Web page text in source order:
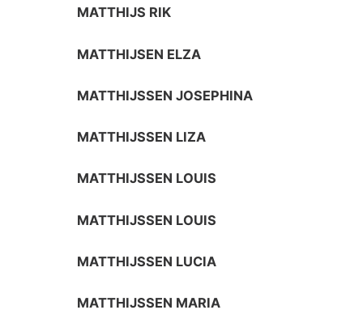
MATTHIJS RIK
MATTHIJSEN ELZA
MATTHIJSSEN JOSEPHINA
MATTHIJSSEN LIZA
MATTHIJSSEN LOUIS
MATTHIJSSEN LOUIS
MATTHIJSSEN LUCIA
MATTHIJSSEN MARIA